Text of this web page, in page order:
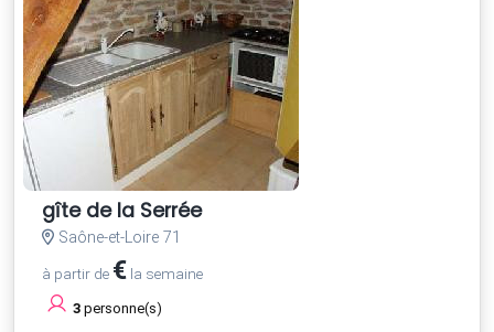
gîte de la Serrée
Saône-et-Loire 71
à partir de € la semaine
3 personne(s)